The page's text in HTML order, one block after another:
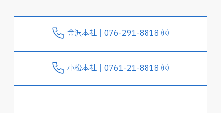
金沢本社｜076-291-8818 ㈹
小松本社｜0761-21-8818 ㈹